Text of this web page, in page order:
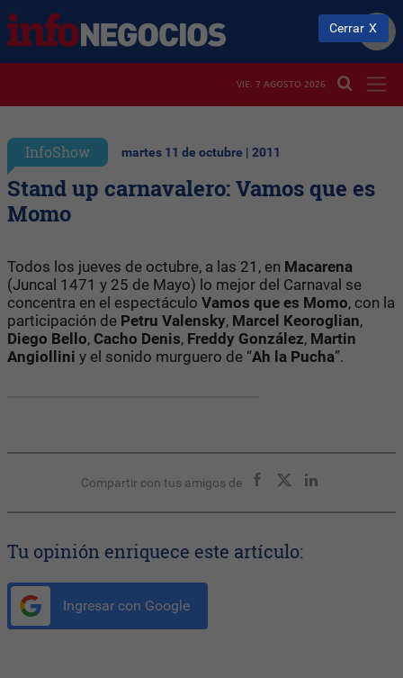
VIE. 7 AGOSTO 2026
InfoShow martes 11 de octubre | 2011
Stand up carnavalero: Vamos que es
Momo
Todos los jueves de octubre, a las 21, en Macarena
(Juncal 1471 y 25 de Mayo) lo mejor del Carnaval se
concentra en el espectáculo Vamos que es Momo, con la
participación de Petru Valensky, Marcel Keoroglian,
Diego Bello, Cacho Denis, Freddy González, Martin
Angiollini y el sonido murguero de “Ah la Pucha”.
Compartir con tus amigos de
Tu opinión enriquece este artículo:
Ingresar con Google
Cerrar